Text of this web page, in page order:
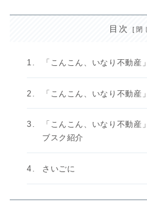
目次
「こんこん、いなり不動産
「こんこん、いなり不動産
「こんこん、いなり不動
ブスク紹介
さいごに